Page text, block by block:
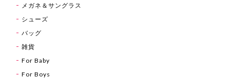
メガネ＆サングラス
シューズ
バッグ
雑貨
For Baby
For Boys